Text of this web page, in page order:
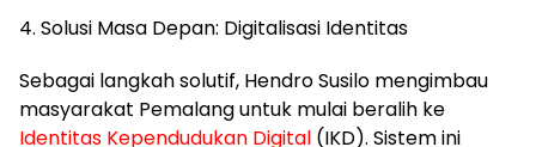
​4. Solusi Masa Depan: Digitalisasi Identitas
​Sebagai langkah solutif, Hendro Susilo mengimbau
masyarakat Pemalang untuk mulai beralih ke
Identitas Kependudukan Digital (IKD). Sistem ini